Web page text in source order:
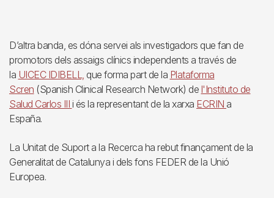
D’altra banda, es dóna servei als investigadors que fan de
promotors dels assaigs clínics independents a través de
la UICEC IDIBELL, que forma part de la Plataforma
Scren (Spanish Clinical Research Network) de l'Instituto de
Salud Carlos III i és la representant de la xarxa ECRIN a
España.
La Unitat de Suport a la Recerca ha rebut finançament de la
Generalitat de Catalunya i dels fons FEDER de la Unió
Europea.